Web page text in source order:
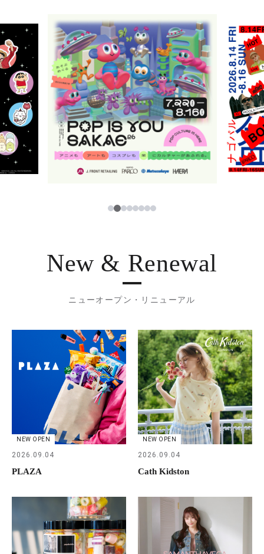
レストラン・カフェ
TAX FREE
PARCOメンバーズ
ภาษาไทย
日本語
1234567
New & Renewal
ニューオープン・リニューアル
NEW OPEN
2026.09.04
PLAZA
NEW OPEN
2026.09.04
Cath Kidston